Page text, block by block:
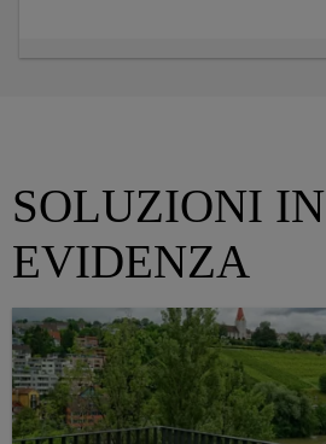
SOLUZIONI IN
EVIDENZA